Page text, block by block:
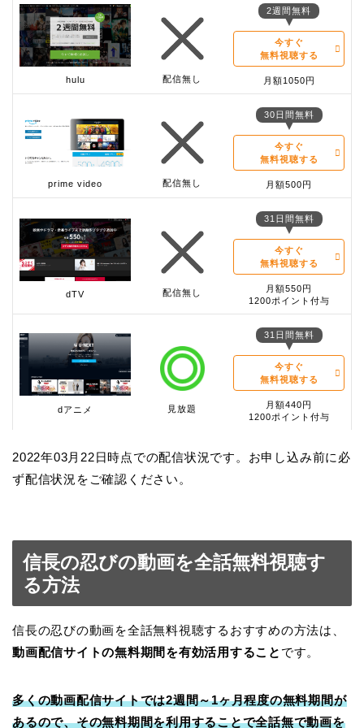
hulu 配信無し
2週間無料
今すぐ
無料視聴する
月額1050円
prime video 配信無し
30日間無料
今すぐ
無料視聴する
月額500円
dTV 配信無し
31日間無料
今すぐ
無料視聴する
月額550円
1200ポイント付与
dアニメ 見放題
31日間無料
今すぐ
無料視聴する
月額440円
1200ポイント付与
2022年03月22日時点での配信状況です。お申し込み前に必
ず配信状況をご確認ください。
信長の忍びの動画を全話無料視聴す
る方法
信長の忍びの動画を全話無料視聴するおすすめの方法は、
動画配信サイトの無料期間を有効活用すること です。
多くの動画配信サイトでは2週間～1ヶ月程度の無料期間が
あるので、その無料期間を利用することで全話無で動画を